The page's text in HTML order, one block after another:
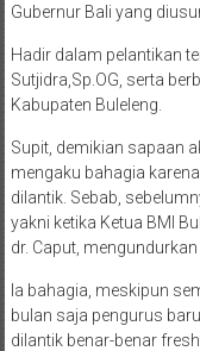
Gubernur Bali yang
Hadir dalam pelantikan
Sutjidra,Sp.OG, serta
Kabupaten Buleleng.
Supit, demikian sapaan
mengaku bahagia
dilantik. Sebab,
yakni ketika Ketua BMI
dr. Caput, mengundurkan
Ia bahagia, meskipun
bulan saja pengurus
dilantik benar-benar